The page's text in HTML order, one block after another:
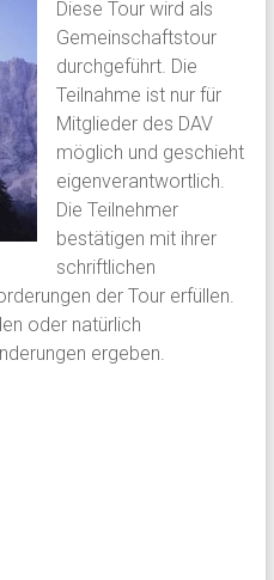
Diese Tour wird als
Gemeinschaftstour
durchgeführt. Die
Teilnahme ist nur für
Mitglieder des DAV
möglich und geschieht
eigenverantwortlich.
Die Teilnehmer
bestätigen mit ihrer
schriftlichen
der Tour erfüllen.
oder natürlich
ergeben.